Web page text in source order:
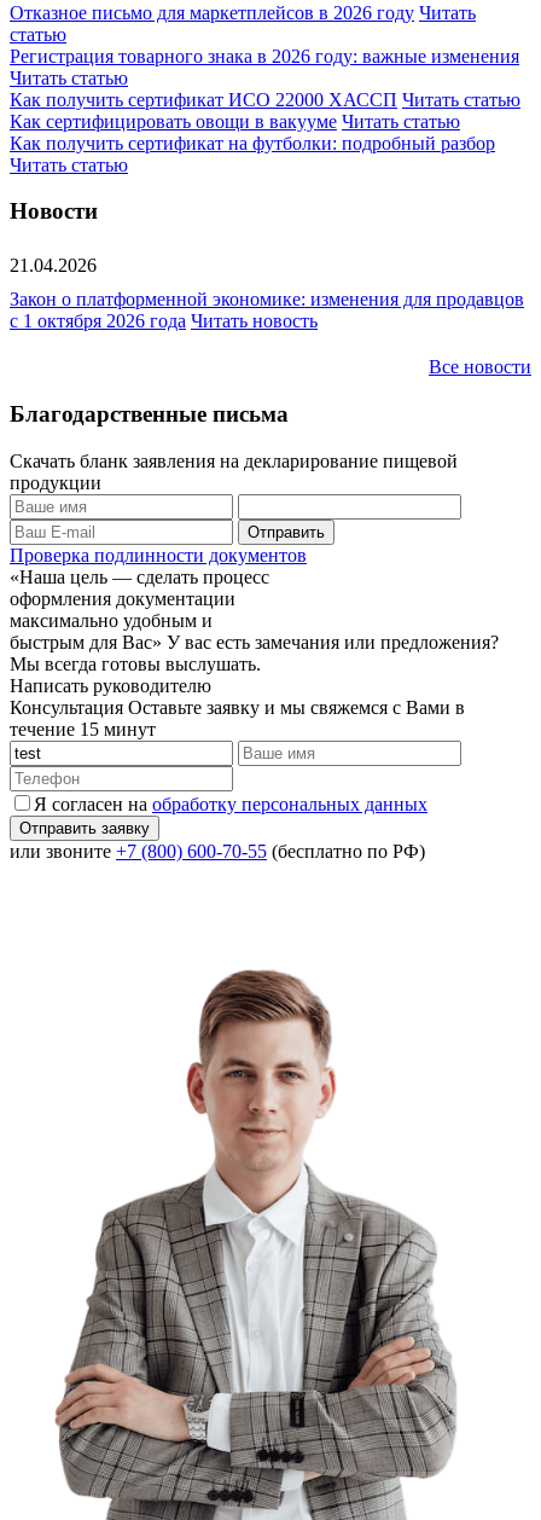
Отказное письмо для маркетплейсов в 2026 году Читать
статью
Регистрация товарного знака в 2026 году: важные изменения
Читать статью
Как получить сертификат ИСО 22000 ХАССП Читать статью
Как сертифицировать овощи в вакууме Читать статью
Как получить сертификат на футболки: подробный разбор
Читать статью
Новости
21.04.2026
Закон о платформенной экономике: изменения для продавцов
с 1 октября 2026 года Читать новость
Все новости
Благодарственные письма
Скачать бланк заявления на декларирование пищевой
продукции
Проверка подлинности документов
«Наша цель — сделать процесс
оформления документации
максимально удобным и
быстрым для Вас» У вас есть замечания или предложения?
Мы всегда готовы выслушать.
Написать руководителю
Консультация Оставьте заявку и мы свяжемся с Вами в
течение 15 минут
Я согласен на обработку персональных данных
или звоните +7 (800) 600-70-55 (бесплатно по РФ)